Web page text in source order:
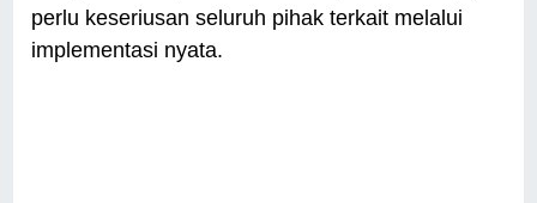
perlu keseriusan seluruh pihak terkait melalui
implementasi nyata.